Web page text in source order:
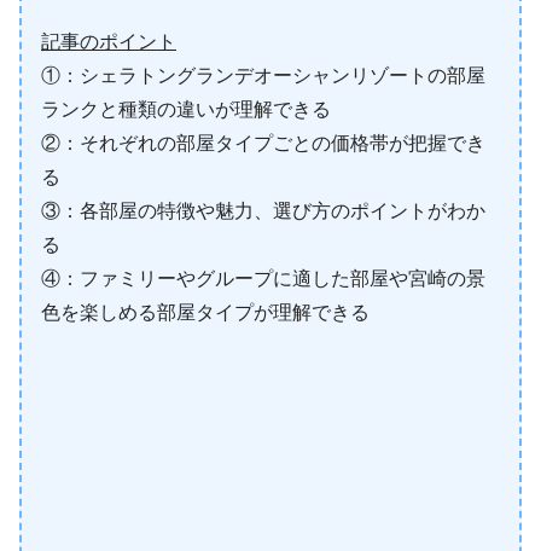
記事のポイント
①：シェラトングランデオーシャンリゾートの部屋
ランクと種類の違いが理解できる
②：それぞれの部屋タイプごとの価格帯が把握でき
る
③：各部屋の特徴や魅力、選び方のポイントがわか
る
④：ファミリーやグループに適した部屋や宮崎の景
色を楽しめる部屋タイプが理解できる